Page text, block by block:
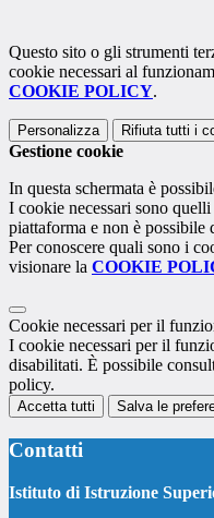
Questo sito o gli strumenti
cookie necessari al
COOKIE POLICY.
Personalizza Rifiuta tutti i
Gestione cookie
In questa schermata è
I cookie necessari sono
piattaforma e non è possibile
Per conoscere quali sono i
visionare la COOKIE
Cookie necessari per il
I cookie necessari per il
disabilitati. È possibile
policy.
Accetta tutti Salva le
Contatti
Istituto di Istruzione